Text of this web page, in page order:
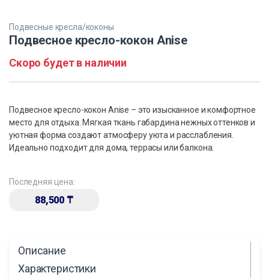
Подвесные кресла/коконы
Подвесное кресло-кокон Anise
Скоро будет в наличии
Подвесное кресло-кокон Anise – это изысканное и комфортное
место для отдыха. Мягкая ткань габардина нежных оттенков и
уютная форма создают атмосферу уюта и расслабления.
Идеально подходит для дома, террасы или балкона.
Последняя цена:
88,500 ₸
Описание
Характеристики